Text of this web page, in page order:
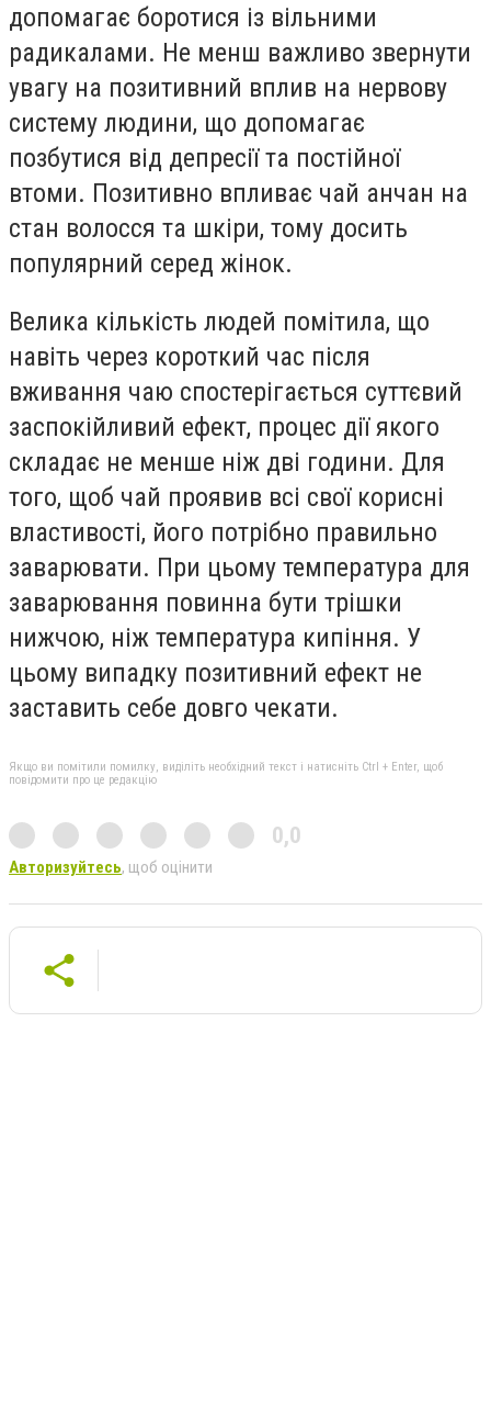
допомагає боротися із вільними
радикалами. Не менш важливо звернути
увагу на позитивний вплив на нервову
систему людини, що допомагає
позбутися від депресії та постійної
втоми. Позитивно впливає чай анчан на
стан волосся та шкіри, тому досить
популярний серед жінок.
Велика кількість людей помітила, що
навіть через короткий час після
вживання чаю спостерігається суттєвий
заспокійливий ефект, процес дії якого
складає не менше ніж дві години. Для
того, щоб чай проявив всі свої корисні
властивості, його потрібно правильно
заварювати. При цьому температура для
заварювання повинна бути трішки
нижчою, ніж температура кипіння. У
цьому випадку позитивний ефект не
заставить себе довго чекати.
Якщо ви помітили помилку, виділіть необхідний текст і натисніть Ctrl + Enter, щоб
повідомити про це редакцію
0,0
Авторизуйтесь, щоб оцінити